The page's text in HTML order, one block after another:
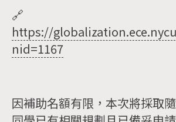
🔗
https://
nid=1167
因補助名額有限，本次將採取